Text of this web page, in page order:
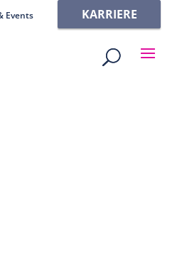
Events KARRIERE